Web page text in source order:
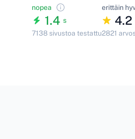
nopea
1.4 s
7138 sivustoa testattu
erittäin
4.2
2821